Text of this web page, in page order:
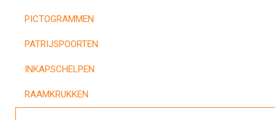
PICTOGRAMMEN
PATRIJSPOORTEN
INKAPSCHELPEN
RAAMKRUKKEN